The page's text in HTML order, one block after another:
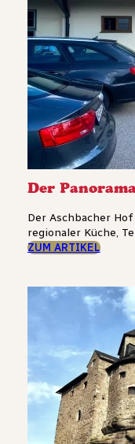
Der
Der Aschbacher
regionaler Küche,
ZUM ARTIKEL